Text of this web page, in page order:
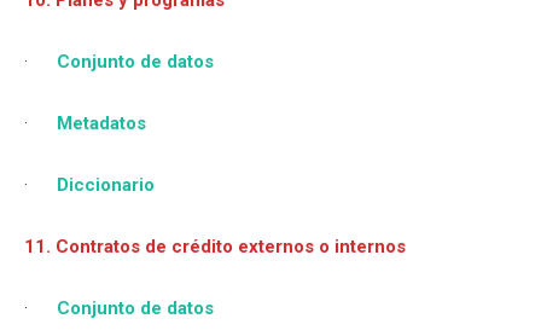
· Conjunto de datos
· Metadatos
· Diccionario
11. Contratos de crédito externos o internos
· Conjunto de datos